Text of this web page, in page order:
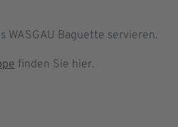
WASGAU Baguette servieren.
finden Sie hier.